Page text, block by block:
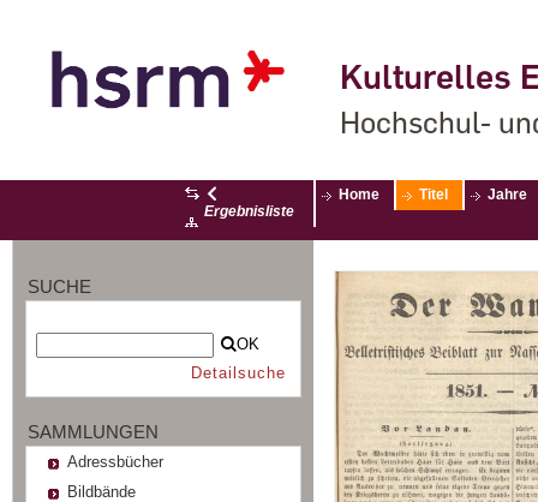
Kulturelles
Hochschul-
Ergebnisliste
Home Titel Jahre
SUCHE
OK
Detailsuche
SAMMLUNGEN
Adressbücher
Bildbände